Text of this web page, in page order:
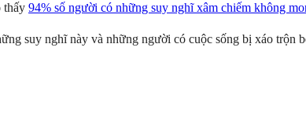
thấy 94% số người có những suy nghĩ xâm chiếm không
suy nghĩ này và những người có cuộc sống bị xáo